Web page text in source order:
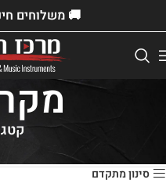
🚚 משלוחים
סינון מתקדם